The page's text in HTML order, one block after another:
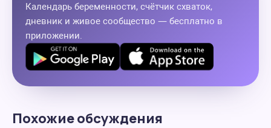
Календарь беременности, счётчик схваток,
дневник и живое сообщество — бесплатно в
приложении.
Похожие обсуждения